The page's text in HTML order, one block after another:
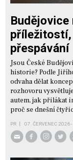
příležitostí,
přespávání
Jsou České
historie? Podle
odvaha dělat
rozhovoru
autem, jak přilákat
proč se dnešní
PR 07. ČERVENEC 2026